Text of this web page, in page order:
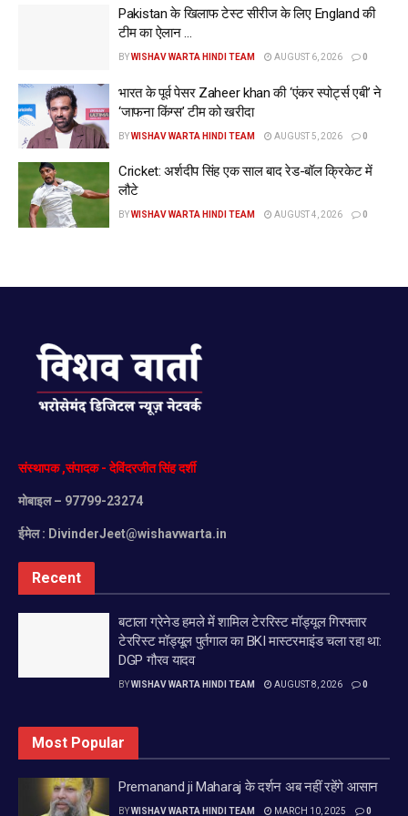
www.wishavwarta.inPakistan के खिलाफ टेस्ट सीरीज के लिए England की
टीम का ऐलान …
BYWISHAV WARTA HINDI TEAM AUGUST 6, 2026 0
भारत के पूर्व पेसर Zaheer khan की ‘एंकर स्पोर्ट्स एबी’ ने
‘जाफना किंग्स’ टीम को खरीदा
BYWISHAV WARTA HINDI TEAM AUGUST 5, 2026 0
Cricket: अर्शदीप सिंह एक साल बाद रेड-बॉल क्रिकेट में
लौटे
BYWISHAV WARTA HINDI TEAM AUGUST 4, 2026 0
संस्थापक,संपादक-देविंदरजीतसिंहदर्शी
मोबाइल– 97799-23274
ईमेल : DivinderJeet@wishavwarta.in
Recent
बटाला ग्रेनेड हमले में शामिल टेररिस्ट मॉड्यूल गिरफ्तार
टेररिस्ट मॉड्यूल पुर्तगाल का BKI मास्टरमाइंड चला रहा था:
DGP गौरव यादव
BYWISHAV WARTA HINDI TEAM AUGUST 8, 2026 0
Most Popular
Premanand ji Maharaj के दर्शन अब नहीं रहेंगे आसान
BYWISHAV WARTA HINDI TEAM MARCH 10, 2025 0